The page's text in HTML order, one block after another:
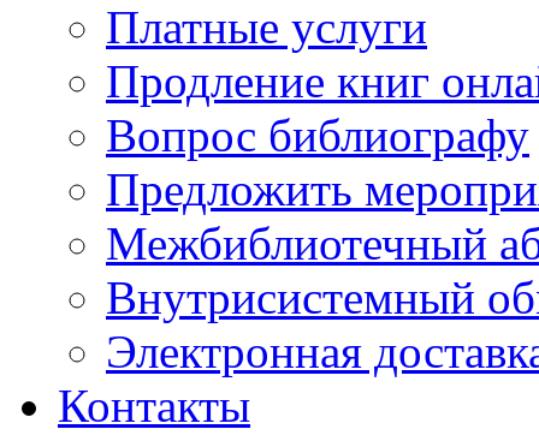
Платные услуги
Продление книг
Вопрос библиографу
Предложить
Межбиблиотечный
Внутрисистемный
Электронная
Контакты